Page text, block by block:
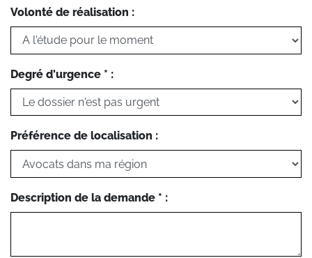
Volonté de réalisation :
Degré d'urgence * :
Préférence de localisation :
Description de la demande * :